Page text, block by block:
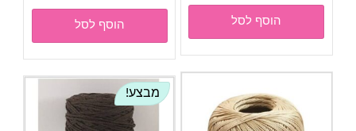
הוסף לסל הוסף לסל
מבצע!